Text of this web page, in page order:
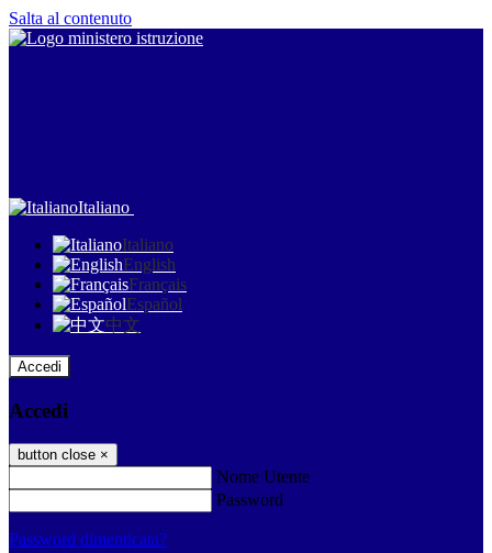
Salta al contenuto
Italiano
Italiano
English
Français
Español
中文
Accedi
Accedi
button close ×
Nome Utente
Password
Password dimenticata?